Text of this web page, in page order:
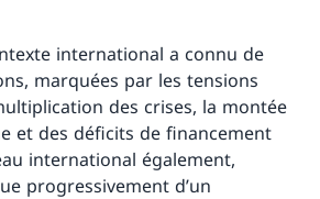
international a connu de
marquées par les tensions
des crises, la montée
et des déficits de financement
international également,
progressivement d’un